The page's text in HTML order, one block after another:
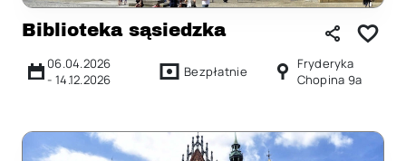
Biblioteka sąsiedzka
06.04.2026
- 14.12.2026 Bezpłatnie
Fryderyka
Chopina 9a